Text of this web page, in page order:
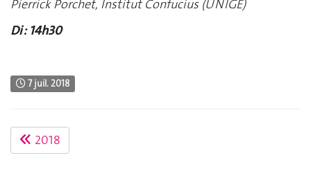
Pierrick Porchet, Institut Confucius (UNIGE)
Di : 14h30
7 juil. 2018
2018